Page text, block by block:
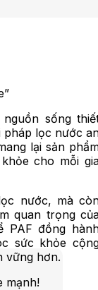
sống
pháp lọc nước
lại sản
cho mỗi
nước, mà
quan trọng
PAF đồng
sức khỏe
vững hơn.
mạnh!